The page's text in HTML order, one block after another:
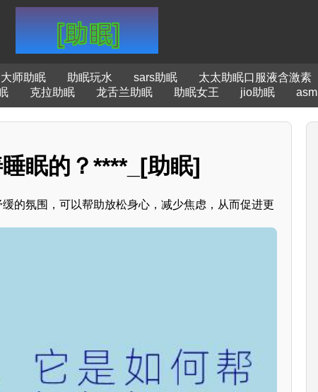
大师助眠 助眠玩水 sars助眠 太太助眠口服液含激素
克拉助眠 龙舌兰助眠 助眠女王 jio助眠
眠的？****_[助眠]
的氛围，可以帮助放松身心，减少焦虑，从而促进更